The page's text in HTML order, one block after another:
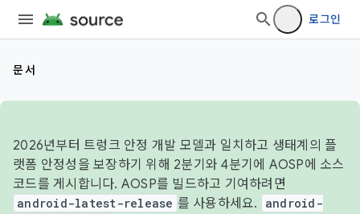
로그인
문서
2026년부터 트렁크 안정 개발 모델과 일치하고 생태계의 플
랫폼 안정성을 보장하기 위해 2분기와 4분기에 AOSP에 소스
코드를 게시합니다. AOSP를 빌드하고 기여하려면
android-latest-release 를 사용하세요.
android-